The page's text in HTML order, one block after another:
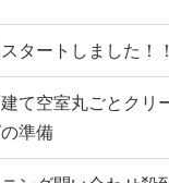
タートしました！！
て空室丸ごとクリ
準備